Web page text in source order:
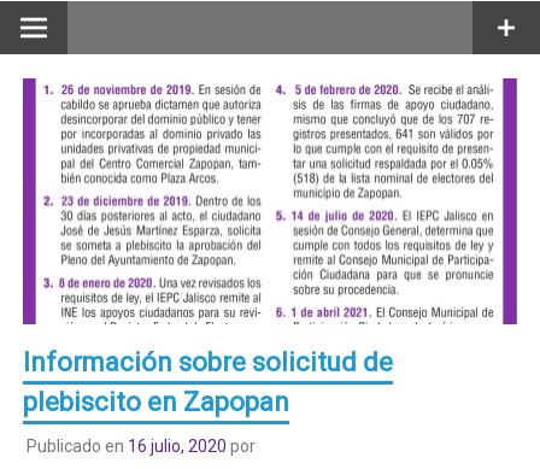
Información sobre solicitud de
plebiscito en Zapopan
Publicado en 16 julio, 2020 por